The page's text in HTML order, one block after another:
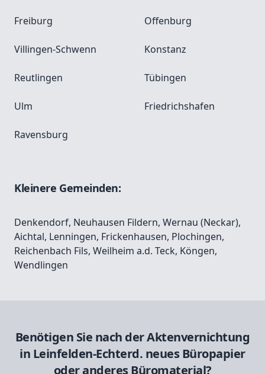
Freiburg Offenburg
Villingen-Schwenn Konstanz
Reutlingen Tübingen
Ulm Friedrichshafen
Ravensburg
Kleinere Gemeinden:
Denkendorf, Neuhausen Fildern, Wernau (Neckar),
Aichtal, Lenningen, Frickenhausen, Plochingen,
Reichenbach Fils, Weilheim a.d. Teck, Köngen,
Wendlingen
Benötigen Sie nach der Aktenvernichtung
in Leinfelden-Echterd. neues Büropapier
oder anderes Büromaterial?